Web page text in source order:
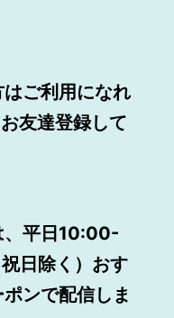
ご利用になれ
友達登録して
、平日10:00-
日除く）おす
ンで配信しま